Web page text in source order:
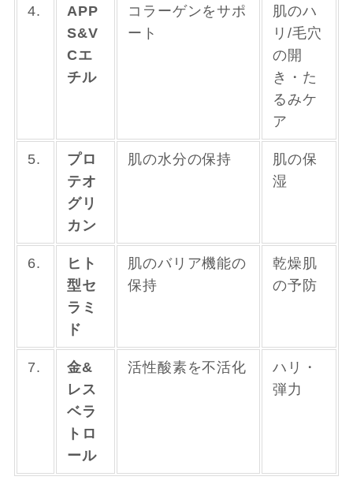
4.
APP
S&V
Cエ
チル
コラーゲンをサポ
ート
肌のハ
リ/毛穴
の開
き・た
るみケ
ア
5.
プロ
テオ
グリ
カン
肌の水分の保持
肌の保
湿
6.
ヒト
型セ
ラミ
ド
肌のバリア機能の
保持
乾燥肌
の予防
7.
金&
レス
ベラ
トロ
ール
活性酸素を不活化
ハリ・
弾力